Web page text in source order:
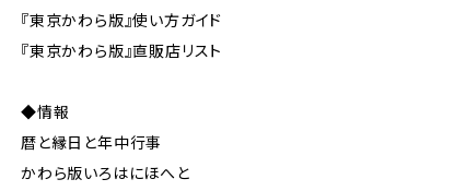
『東京かわら版』使い方ガイド
『東京かわら版』直販店リスト
◆情報
暦と縁日と年中行事
かわら版いろはにほへと